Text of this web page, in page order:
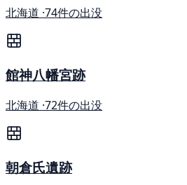
北海道 ·74件の出没
館神八幡宮跡
北海道 ·72件の出没
朝倉氏遺跡